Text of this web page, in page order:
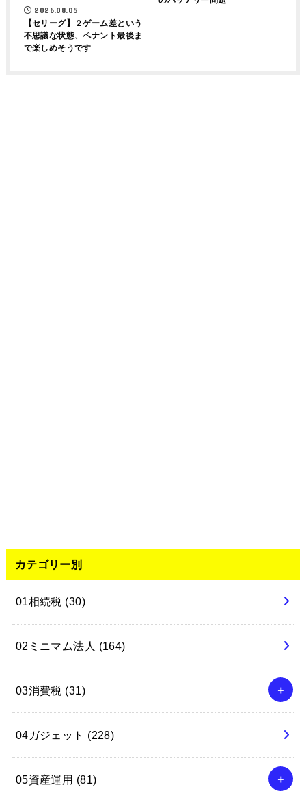
2026.08.05
【セリーグ】２ゲーム差という
不思議な状態、ペナント最後ま
で楽しめそうです
カテゴリー別
01相続税 (30)
02ミニマム法人 (164)
03消費税 (31)
04ガジェット (228)
05資産運用 (81)